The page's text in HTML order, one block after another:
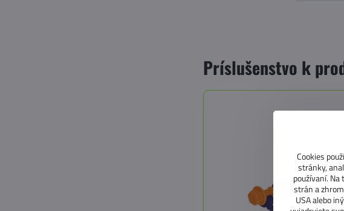
Príslušenstvo k
Cookies
stránky,
používaní.
strán a
USA alebo